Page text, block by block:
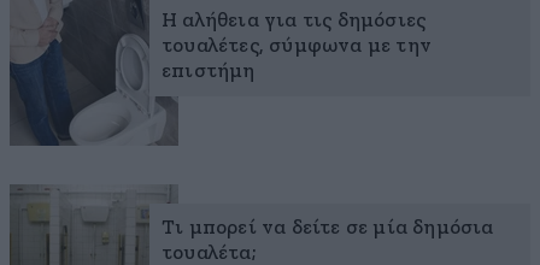
Η αλήθεια για τις δημόσιες
τουαλέτες, σύμφωνα με την
επιστήμη
Τι μπορεί να δείτε σε μία δημόσια
τουαλέτα;